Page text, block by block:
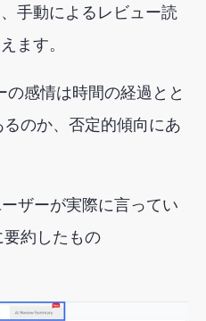
手動によるレビュー読
ます。
感情は時間の経過とと
のか、否定的傾向にあ
ザーが実際に言ってい
約したもの